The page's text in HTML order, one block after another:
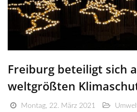
Freiburg beteiligt sich
weltgrößten
Montag, 22. März 2021